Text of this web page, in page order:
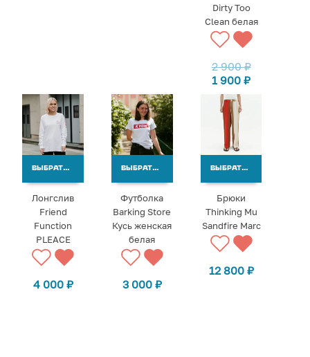
Dirty Too
Clean белая
2 900₽
1 900₽
ВЫБРАТЬ ВАРИАНТЫ
Лонгслив
Friend
Function
PLEACE
4 000 ₽
ВЫБРАТЬ ВАРИАНТЫ
Футболка
Barking Store
Кусь женская
белая
3 000 ₽
ВЫБРАТЬ ВАРИАНТЫ
Брюки
Thinking Mu
Sandfire Marc
12 800 ₽